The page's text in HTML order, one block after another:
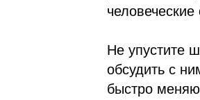
Не упустите
обсудить с
быстро